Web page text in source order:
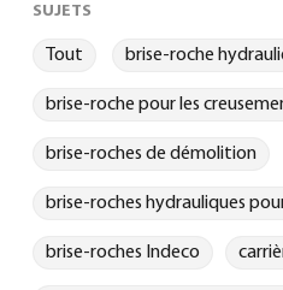
SUJETS
Tout brise-roche
brise-roche pour les
brise-roches de démolition
brise-roches hydrauliques
brise-roches Indeco